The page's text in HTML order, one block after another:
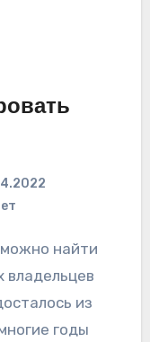
владельцев
из
годы